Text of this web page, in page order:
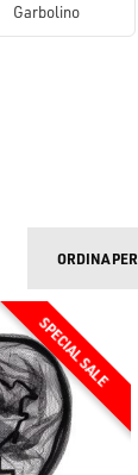
Garbolino
ORDINA PER